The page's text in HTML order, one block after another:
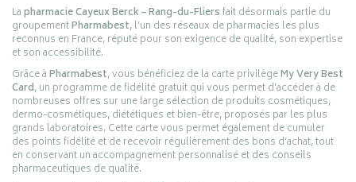
Lapharmacie Cayeux Berck – Rang-du-Fliersfait désormais partie du
groupementPharmabest, l’un des réseaux de pharmacies les plus
reconnus en France, réputé pour son exigence de qualité, son expertise
et son accessibilité.
Grâce àPharmabest, vous bénéficiez de la carte privilègeMy Very Best
Card, un programme de fidélité gratuit qui vous permet d’accéder à de
nombreuses offres sur une large sélection de produits cosmétiques,
dermo-cosmétiques, diététiques et bien-être, proposés par les plus
grands laboratoires. Cette carte vous permet également de cumuler
des points fidélité et de recevoir régulièrement des bons d’achat, tout
en conservant un accompagnement personnalisé et des conseils
pharmaceutiques de qualité.